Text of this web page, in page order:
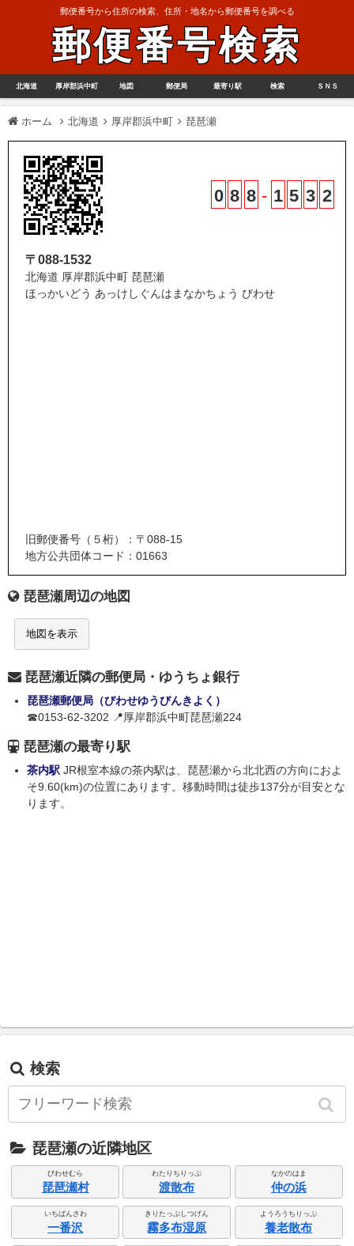
郵便番号から住所の検索、住所・地名から郵便番号を調べる
郵便番号検索
北海道 厚岸郡浜中町 地図 郵便局 最寄り駅 検索 ＳＮＳ
ホーム 北海道 厚岸郡浜中町 琵琶瀬
0 8 8 - 1 5 3 2
〒088-1532
北海道 厚岸郡浜中町 琵琶瀬
ほっかいどう あっけしぐんはまなかちょう びわせ
旧郵便番号（５桁）：〒088-15
地方公共団体コード：01663
琵琶瀬周辺の地図
地図を表示
琵琶瀬近隣の郵便局・ゆうちょ銀行
琵琶瀬郵便局（びわせゆうびんきよく）
☎0153-62-3202 📍厚岸郡浜中町琵琶瀬224
琵琶瀬の最寄り駅
茶内駅 JR根室本線の茶内駅は、琵琶瀬から北北西の方向におよ
そ9.60(km)の位置にあります。移動時間は徒歩137分が目安とな
ります。
検索
琵琶瀬の近隣地区
びわせむら
琵琶瀬村
わたりちりっぷ
渡散布
なかのはま
仲の浜
いちばんさわ
一番沢
きりたっぷしつげん
霧多布湿原
ようろうちりっぷ
養老散布